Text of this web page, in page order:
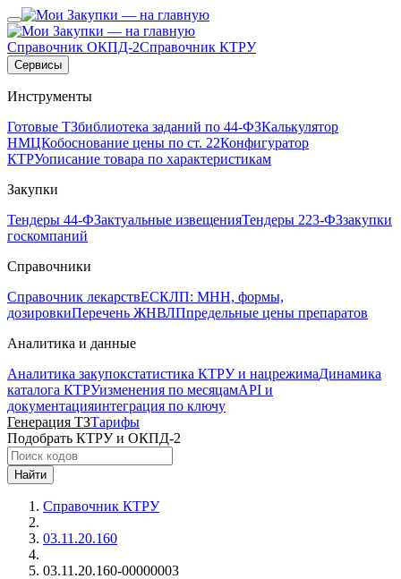
Справочник ОКПД-2Справочник КТРУ
Сервисы
Инструменты
Готовые ТЗбиблиотека заданий по 44-ФЗКалькулятор
НМЦКобоснование цены по ст. 22Конфигуратор
КТРУописание товара по характеристикам
Закупки
Тендеры 44-ФЗактуальные извещенияТендеры 223-ФЗзакупки
госкомпаний
Справочники
Справочник лекарствЕСКЛП: МНН, формы,
дозировкиПеречень ЖНВЛПпредельные цены препаратов
Аналитика и данные
Аналитика закупокстатистика КТРУ и нацрежимаДинамика
каталога КТРУизменения по месяцамAPI и
документацияинтеграция по ключу
Генерация ТЗТарифы
Подобрать КТРУ и ОКПД-2
Найти
Справочник КТРУ
03.11.20.160
03.11.20.160-00000003